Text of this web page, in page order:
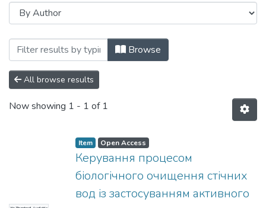
Browsing Кафедра кібернетики
Browse
All browse results
Now showing 1 - 1 of 1
Item Open Access
Керування процесом
біологічного очищення стічних
вод із застосуванням активного